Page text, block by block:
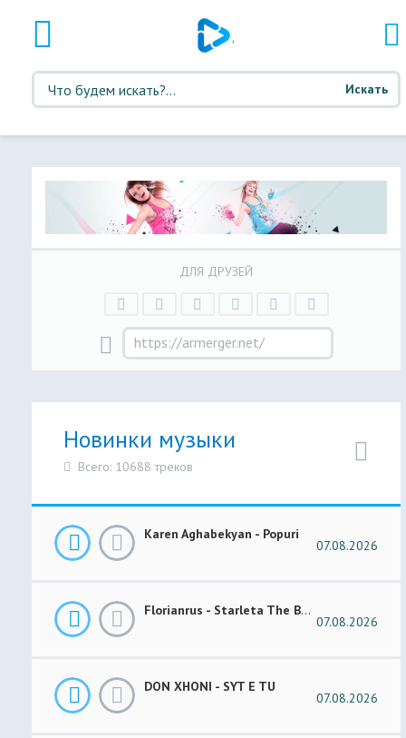
Искать
ДЛЯ ДРУЗЕЙ
Новинки музыки
Всего: 10688 треков
Karen Aghabekyan - Popuri
07.08.2026
Florianrus - Starleta The Bar Session
07.08.2026
DON XHONI - SYT E TU
07.08.2026